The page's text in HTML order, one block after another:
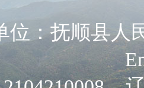
位：抚顺县